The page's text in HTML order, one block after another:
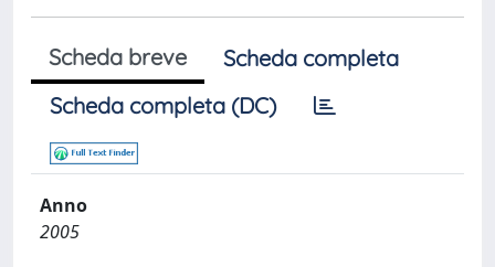
Scheda breve
Scheda completa
Scheda completa (DC)
Anno
2005